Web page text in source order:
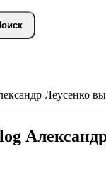
Леусенко